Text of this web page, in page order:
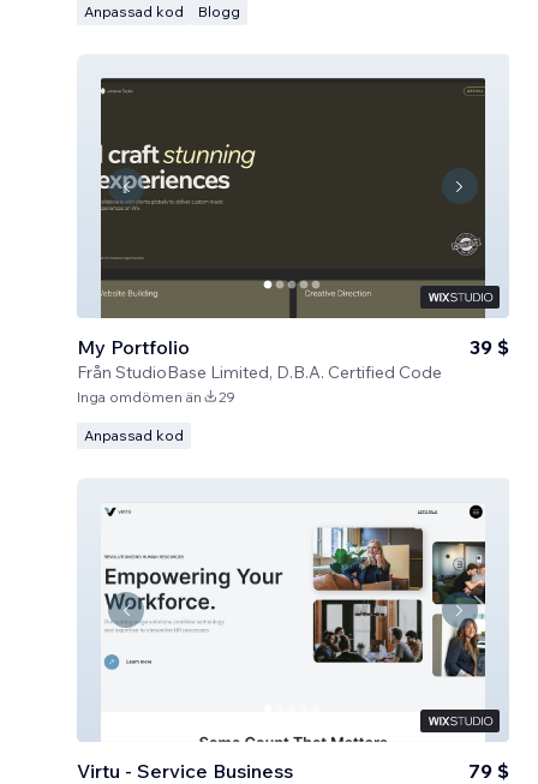
Anpassad kod Blogg
My Portfolio
Från StudioBase Limited, D.B.A. Certified Code
39 $
Inga omdömen än 29
Anpassad kod
Virtu - Service Business 79 $